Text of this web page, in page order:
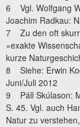
6 Vgl. Wolfgang
Joachim Radkau:
7 Zu den oft
»exakte
kurze
8 Siehe: Erwin
Juni/Juli 2012
9 Páll Skúlason:
S. 45. Vgl. auch
Natur zu